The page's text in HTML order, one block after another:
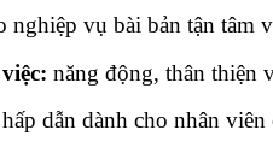
nghiệp vụ bài bản tận tâm
năng động, thân thiện
dẫn dành cho nhân